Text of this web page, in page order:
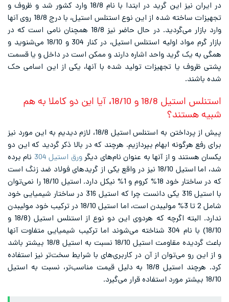
در ایران نیز این گرید در ابتدا با نام 18/8 وارد کشور شد و ظروف و
تجهیزات ساخته شده از این نوع استنلس استیل، با درج 18/8 روی آنها
وارد بازار می‌گردید. در حال حاضر نیز 18/8 همچنان نامی است که در
بازار گرم مواد اولیه استنلس استیل، در کنار 304 و 18/10 می‌شنوید و
واحد اشاره دارند و ممکن است در داخل و یا قسمت
تجهیزات تولید شده با آنها، یکی از این اسامی حک
استنلس استیل 18/8 و 18/10، آیا این دو کاملا به هم
پیش از پرداختن به استنلس استیل 18/8، لازم دیدیم به این مورد نیز
ابهام بپردازیم. هرچند که در بالا ذکر گردید که این دو
و از آنها به عنوان نام‌های دیگرورق استیل 304
نام برده
شد، اما استیل 18/10 نیز در واقع یکی از گریدهای فولاد ضد زنگ است
که در ساختار خود 18% کروم و 1% نیکل دارد. استیل 18/10 را نمی‌توان
با استیل 316 یکی دانست چرا که استیل 316 در ساختار شیمیایی خود
شامل 2 تا 3% مولیبدن است، اما استیل 18/10 در ترکیب خود مولیبدن
ندارد. البته اگرچه که هردوی این دو نوع از استنلس استیل (18/8 و
18/10) با نام 304 شناخته می‌شوند اما ترکیب شیمیایی متفاوت آنها
باعث گردیده مقاومت استیل 18/10 نسبت به استیل 18/8 بیشتر باشد
از آن در کاربری‌های با شرایط سخت‌تر نیز استفاده
کرد. هرچند استیل 18/8 به دلیل قیمت مناسب‌تر، نسبت به استیل